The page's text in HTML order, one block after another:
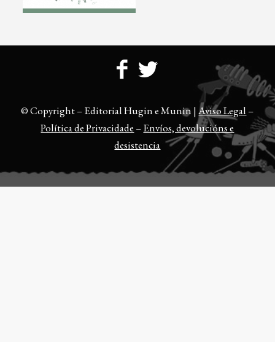
© Copyright – Editorial Hugin e Munin |Aviso Legal –
Política de Privacidade –Envíos, devolucións e
desistencia